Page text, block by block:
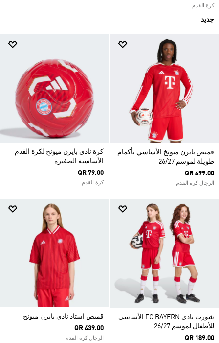
كرة القدم
جديد
قميص بايرن ميونخ الأساسي بأكمام
طويلة لموسم 26/27
QR 499.00
الرجال كرة القدم
كرة نادي بايرن ميونخ لكرة القدم
الأساسية الصغيرة
QR 79.00
كرة القدم
شورت نادي FC BAYERN الأساسي
للأطفال لموسم 26/27
QR 189.00
قميص استاد نادي بايرن ميونخ
QR 439.00
الرجال كرة القدم